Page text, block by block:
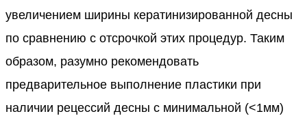
увеличением ширины кератинизированной десны
по сравнению с отсрочкой этих процедур. Таким
образом, разумно рекомендовать
предварительное выполнение пластики при
наличии рецессий десны с минимальной (<1мм)